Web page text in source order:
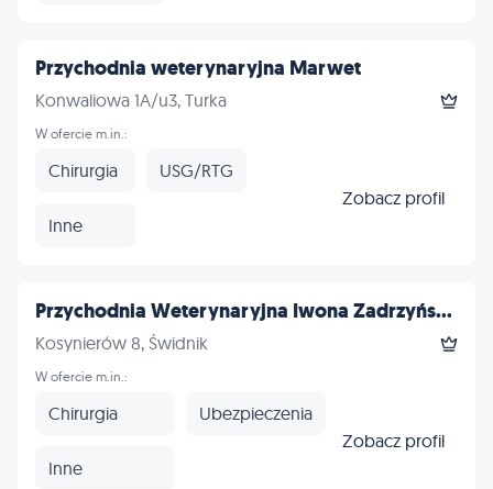
Przychodnia weterynaryjna Marwet
Konwaliowa 1A/u3, Turka
W ofercie m.in.:
Chirurgia USG/RTG
Inne
Zobacz profil
Przychodnia Weterynaryjna Iwona Zadrzyńs...
Kosynierów 8, Świdnik
W ofercie m.in.:
Chirurgia Ubezpieczenia
Inne
Zobacz profil